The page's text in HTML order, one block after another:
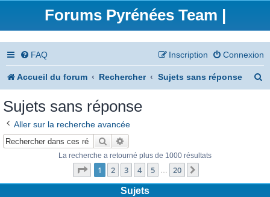
Forums Pyrénées Team |
FAQ Connexion
Inscription
Accueil du forum Rechercher Sujets sans réponse
Sujets sans réponse
Aller sur la recherche avancée
Rechercher
La recherche a retourné plus de 1000 résultats
Page 1sur20
1 2 3 4 5 … 20
Sujets